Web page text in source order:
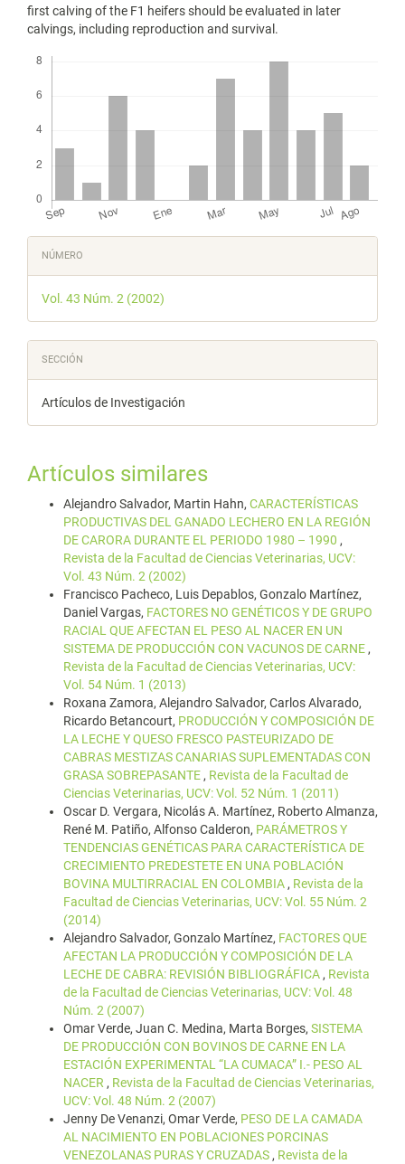
first calving of the F1 heifers should be evaluated in later
calvings, including reproduction and survival.
Detalles
del
artículo
NÚMERO
Vol. 43 Núm. 2 (2002)
SECCIÓN
Artículos de Investigación
Artículos similares
Alejandro Salvador, Martin Hahn, CARACTERÍSTICAS
PRODUCTIVAS DEL GANADO LECHERO EN LA REGIÓN
DE CARORA DURANTE EL PERIODO 1980 – 1990 ,
Revista de la Facultad de Ciencias Veterinarias, UCV:
Vol. 43 Núm. 2 (2002)
Francisco Pacheco, Luis Depablos, Gonzalo Martínez,
Daniel Vargas, FACTORES NO GENÉTICOS Y DE GRUPO
RACIAL QUE AFECTAN EL PESO AL NACER EN UN
SISTEMA DE PRODUCCIÓN CON VACUNOS DE CARNE ,
Revista de la Facultad de Ciencias Veterinarias, UCV:
Vol. 54 Núm. 1 (2013)
Roxana Zamora, Alejandro Salvador, Carlos Alvarado,
Ricardo Betancourt, PRODUCCIÓN Y COMPOSICIÓN DE
LA LECHE Y QUESO FRESCO PASTEURIZADO DE
CABRAS MESTIZAS CANARIAS SUPLEMENTADAS CON
GRASA SOBREPASANTE , Revista de la Facultad de
Ciencias Veterinarias, UCV: Vol. 52 Núm. 1 (2011)
Oscar D. Vergara, Nicolás A. Martínez, Roberto Almanza,
René M. Patiño, Alfonso Calderon, PARÁMETROS Y
TENDENCIAS GENÉTICAS PARA CARACTERÍSTICA DE
CRECIMIENTO PREDESTETE EN UNA POBLACIÓN
BOVINA MULTIRRACIAL EN COLOMBIA , Revista de la
Facultad de Ciencias Veterinarias, UCV: Vol. 55 Núm. 2
(2014)
Alejandro Salvador, Gonzalo Martínez, FACTORES QUE
AFECTAN LA PRODUCCIÓN Y COMPOSICIÓN DE LA
LECHE DE CABRA: REVISIÓN BIBLIOGRÁFICA , Revista
de la Facultad de Ciencias Veterinarias, UCV: Vol. 48
Núm. 2 (2007)
Omar Verde, Juan C. Medina, Marta Borges, SISTEMA
DE PRODUCCIÓN CON BOVINOS DE CARNE EN LA
ESTACIÓN EXPERIMENTAL “LA CUMACA” I.- PESO AL
NACER , Revista de la Facultad de Ciencias Veterinarias,
UCV: Vol. 48 Núm. 2 (2007)
Jenny De Venanzi, Omar Verde, PESO DE LA CAMADA
AL NACIMIENTO EN POBLACIONES PORCINAS
VENEZOLANAS PURAS Y CRUZADAS , Revista de la